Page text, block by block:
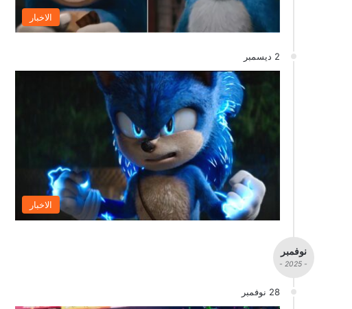
الاخبار
2 ديسمبر
الاخبار
نوفمبر
- 2025 -
28 نوفمبر